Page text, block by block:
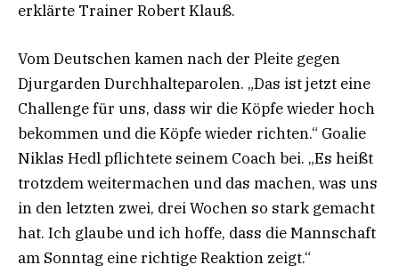
erklärte Trainer Robert Klauß.
Vom Deutschen kamen nach der Pleite gegen
Djurgarden Durchhalteparolen. „Das ist jetzt eine
Challenge für uns, dass wir die Köpfe wieder hoch
bekommen und die Köpfe wieder richten.“ Goalie
Niklas Hedl pflichtete seinem Coach bei. „Es heißt
trotzdem weitermachen und das machen, was uns
in den letzten zwei, drei Wochen so stark gemacht
hat. Ich glaube und ich hoffe, dass die Mannschaft
am Sonntag eine richtige Reaktion zeigt.“